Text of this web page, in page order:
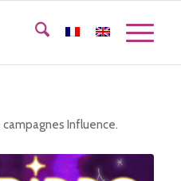
Influence.